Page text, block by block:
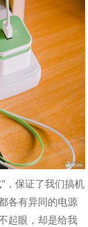
，保证了我们搞机
各有异同的电源
起眼，却是给我